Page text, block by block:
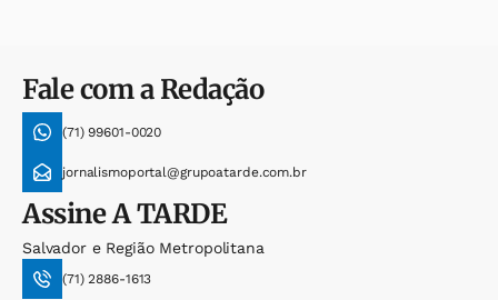
Fale com a Redação
(71) 99601-0020
jornalismoportal@grupoatarde.com.br
AssineA TARDE
Salvador e Região Metropolitana
(71) 2886-1613